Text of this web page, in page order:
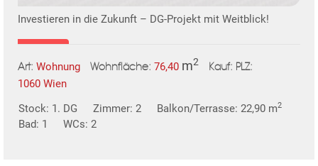
Investieren in die Zukunft – DG-Projekt mit Weitblick!
Art: Wohnung Wohnfläche: 76,40 m2 Kauf: PLZ:
1060 Wien
Stock: 1. DG
Zimmer: 2 Balkon/Terrasse: 22,90 m2
Bad: 1 WCs: 2